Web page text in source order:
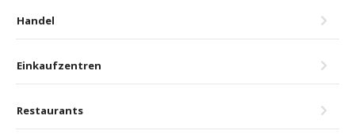
Handel
Einkaufzentren
Restaurants